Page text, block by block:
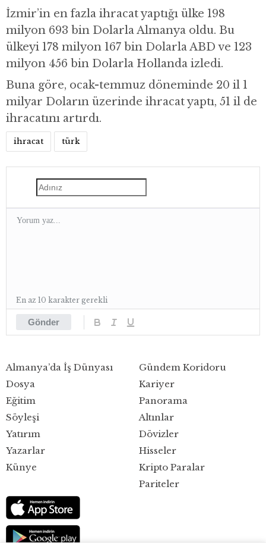
İzmir’in en fazla ihracat yaptığı ülke 198
milyon 693 bin Dolarla Almanya oldu. Bu
ülkeyi 178 milyon 167 bin Dolarla ABD ve 123
milyon 456 bin Dolarla Hollanda izledi.
Buna göre, ocak-temmuz döneminde 20 il 1
milyar Doların üzerinde ihracat yaptı, 51 il de
ihracatını artırdı.
ihracat türk
Gönder
En az 10 karakter gerekli
Almanya’da İş Dünyası
Dosya
Eğitim
Gündem Koridoru
Kariyer
Panorama
Söyleşi
Yatırım
Yazarlar
Künye
Altınlar
Dövizler
Hisseler
Kripto Paralar
Pariteler